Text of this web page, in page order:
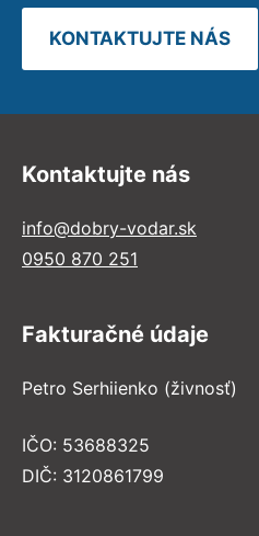
KONTAKTUJTE NÁS
Kontaktujte nás
info@dobry-vodar.sk
0950 870 251
Fakturačné údaje
Petro Serhiienko (živnosť)
IČO: 53688325
DIČ: 3120861799